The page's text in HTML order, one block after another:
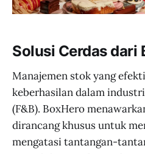
Solusi Cerdas dari
Manajemen stok yang
keberhasilan dalam
(F&B). BoxHero
dirancang khusus untuk
mengatasi tantangan-